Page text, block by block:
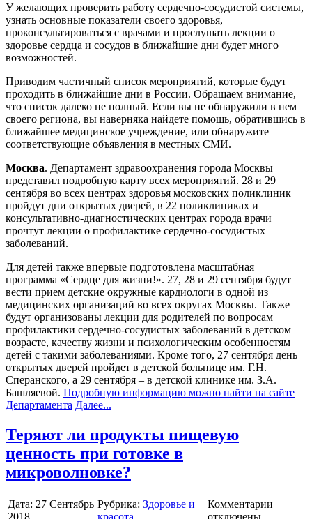
У желающих проверить работу сердечно-сосудистой системы,
узнать основные показатели своего здоровья,
проконсультироваться с врачами и прослушать лекции о
здоровье сердца и сосудов в ближайшие дни будет много
возможностей.
Приводим частичный список мероприятий, которые будут
проходить в ближайшие дни в России. Обращаем внимание,
что список далеко не полный. Если вы не обнаружили в нем
своего региона, вы наверняка найдете помощь, обратившись в
ближайшее медицинское учреждение, или обнаружите
соответствующие объявления в местных СМИ.
Москва. Департамент здравоохранения города Москвы
представил подробную карту всех мероприятий. 28 и 29
сентября во всех центрах здоровья московских поликлиник
пройдут дни открытых дверей, в 22 поликлиниках и
консультативно-диагностических центрах города врачи
прочтут лекции о профилактике сердечно-сосудистых
заболеваний.
Для детей также впервые подготовлена масштабная
программа «Сердце для жизни!». 27, 28 и 29 сентября будут
вести прием детские окружные кардиологи в одной из
медицинских организаций во всех округах Москвы. Также
будут организованы лекции для родителей по вопросам
профилактики сердечно-сосудистых заболеваний в детском
возрасте, качеству жизни и психологическим особенностям
детей с такими заболеваниями. Кроме того, 27 сентября день
открытых дверей пройдет в детской больнице им. Г.Н.
Сперанского, а 29 сентября – в детской клинике им. З.А.
Башляевой. Подробную информацию можно найти на сайте
Департамента Далее...
Теряют ли продукты пищевую
ценность при готовке в
микроволновке?
Дата: 27 Сентябрь
2018
Рубрика: Здоровье и
красота
Комментарии
отключены